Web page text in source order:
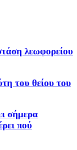
λεωφορείου
του θείου του
σήμερα
πού